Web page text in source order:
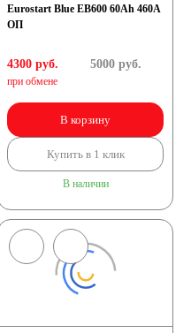
Eurostart Blue EB600 60Ah 460A
ОП
4300 руб.
при обмене
5000руб.
В корзину
Купить в 1 клик
В наличии